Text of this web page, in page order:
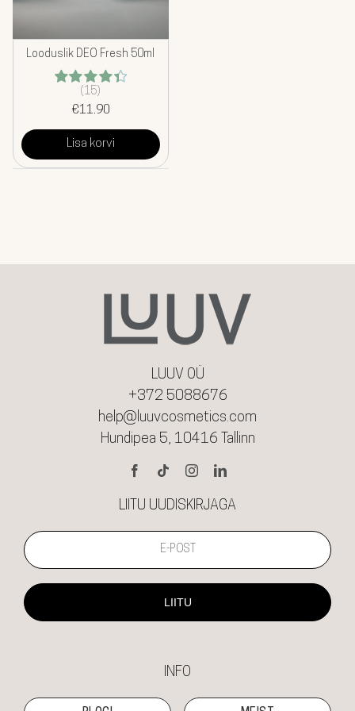
Looduslik DEO Fresh 50ml
Hinnanguga
4.44/ 5
€11.90
(15)
Lisa korvi
LUUV OÜ
+372 5088676
help@luuvcosmetics.com
Hundipea 5, 10416 Tallinn
LIITU UUDISKIRJAGA
LIITU
INFO